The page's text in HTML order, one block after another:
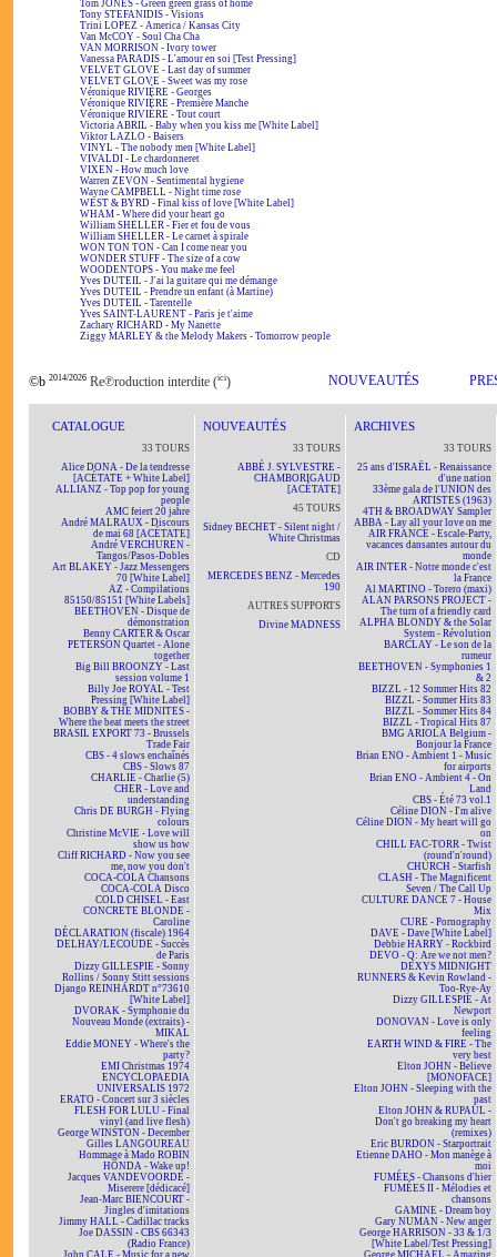
Tom JONES - Green green grass of home
Tony STEFANIDIS - Visions
Trini LOPEZ - America / Kansas City
Van McCOY - Soul Cha Cha
VAN MORRISON - Ivory tower
Vanessa PARADIS - L'amour en soi [Test Pressing]
VELVET GLOVE - Last day of summer
VELVET GLOVE - Sweet was my rose
Véronique RIVIÈRE - Georges
Véronique RIVIÈRE - Première Manche
Véronique RIVIÈRE - Tout court
Victoria ABRIL - Baby when you kiss me [White Label]
Viktor LAZLO - Baisers
VINYL - The nobody men [White Label]
VIVALDI - Le chardonneret
VIXEN - How much love
Warren ZEVON - Sentimental hygiene
Wayne CAMPBELL - Night time rose
WEST & BYRD - Final kiss of love [White Label]
WHAM - Where did your heart go
William SHELLER - Fier et fou de vous
William SHELLER - Le carnet à spirale
WON TON TON - Can I come near you
WONDER STUFF - The size of a cow
WOODENTOPS - You make me feel
Yves DUTEIL - J'ai la guitare qui me démange
Yves DUTEIL - Prendre un enfant (à Martine)
Yves DUTEIL - Tarentelle
Yves SAINT-LAURENT - Paris je t'aime
Zachary RICHARD - My Nanette
Ziggy MARLEY & the Melody Makers - Tomorrow people
©b 2014/2026 Re℗roduction interdite (ici) NOUVEAUTÉS
CATALOGUE
33 TOURS
Alice DONA - De la tendresse
[ACÉTATE + White Label]
ALLIANZ - Top pop for young
people
AMC feiert 20 jahre
André MALRAUX - Discours
de mai 68 [ACÉTATE]
André VERCHUREN -
Tangos/Pasos-Dobles
Art BLAKEY - Jazz Messengers
70 [White Label]
AZ - Compilations
85150/85151 [White Labels]
BEETHOVEN - Disque de
démonstration
Benny CARTER & Oscar
PETERSON Quartet - Alone
together
Big Bill BROONZY - Last
session volume 1
Billy Joe ROYAL - Test
Pressing [White Label]
BOBBY & THE MIDNITES -
Where the beat meets the street
BRASIL EXPORT 73 - Brussels
Trade Fair
CBS - 4 slows enchaînés
CBS - Slows 87
CHARLIE - Charlie (5)
CHER - Love and
understanding
Chris DE BURGH - Flying
colours
Christine McVIE - Love will
show us how
Cliff RICHARD - Now you see
me, now you don't
COCA-COLA Chansons
COCA-COLA Disco
COLD CHISEL - East
CONCRETE BLONDE -
Caroline
DÉCLARATION (fiscale) 1964
DELHAY/LECOUDE - Succès
de Paris
Dizzy GILLESPIE - Sonny
Rollins / Sonny Stitt sessions
Django REINHARDT n°73610
[White Label]
DVORAK - Symphonie du
Nouveau Monde (extraits) -
MIKAL
Eddie MONEY - Where's the
party?
EMI Christmas 1974
ENCYCLOPAEDIA
UNIVERSALIS 1972
ERATO - Concert sur 3 siècles
FLESH FOR LULU - Final
vinyl (and live flesh)
George WINSTON - December
Gilles LANGOUREAU
Hommage à Mado ROBIN
HONDA - Wake up!
Jacques VANDEVOORDE -
Miserere [dédicacé]
Jean-Marc BIENCOURT -
Jingles d'imitations
Jimmy HALL - Cadillac tracks
Joe DASSIN - CBS 66343
(Radio France)
John CALE - Music for a new
NOUVEAUTÉS
33 TOURS
ABBÉ J. SYLVESTRE -
CHAMBORIGAUD
[ACÉTATE]
45 TOURS
Sidney BECHET - Silent night /
White Christmas
CD
MERCEDES BENZ - Mercedes
190
AUTRES SUPPORTS
Divine MADNESS
ARCHIVES
33 TOURS
25 ans d'ISRAËL - Renaissance
d'une nation
33ème gala de l'UNION des
ARTISTES (1963)
4TH & BROADWAY Sampler
ABBA - Lay all your love on me
AIR FRANCE - Escale-Party,
vacances dansantes autour du
monde
AIR INTER - Notre monde c'est
la France
Al MARTINO - Torero (maxi)
ALAN PARSONS PROJECT -
The turn of a friendly card
ALPHA BLONDY & the Solar
System - Révolution
BARCLAY - Le son de la
rumeur
BEETHOVEN - Symphonies 1
& 2
BIZZL - 12 Sommer Hits 82
BIZZL - Sommer Hits 83
BIZZL - Sommer Hits 84
BIZZL - Tropical Hits 87
BMG ARIOLA Belgium -
Bonjour la France
Brian ENO - Ambient 1 - Music
for airports
Brian ENO - Ambient 4 - On
Land
CBS - Été 73 vol.1
Céline DION - I'm alive
Céline DION - My heart will go
on
CHILL FAC-TORR - Twist
(round'n'round)
CHURCH - Starfish
CLASH - The Magnificent
Seven / The Call Up
CULTURE DANCE 7 - House
Mix
CURE - Pornography
DAVE - Dave [White Label]
Debbie HARRY - Rockbird
DEVO - Q: Are we not men?
DEXYS MIDNIGHT
RUNNERS & Kevin Rowland -
Too-Rye-Ay
Dizzy GILLESPIE - At
Newport
DONOVAN - Love is only
feeling
EARTH WIND & FIRE - The
very best
Elton JOHN - Believe
[MONOFACE]
Elton JOHN - Sleeping with the
past
Elton JOHN & RUPAUL -
Don't go breaking my heart
(remixes)
Eric BURDON - Starportrait
Etienne DAHO - Mon manège à
moi
FUMÉES - Chansons d'hier
FUMÉES II - Mélodies et
chansons
GAMINE - Dream boy
Gary NUMAN - New anger
George HARRISON - 33 & 1/3
[White Label/Test Pressing]
George MICHAEL - Amazing